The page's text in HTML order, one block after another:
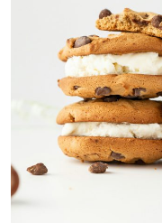
Australian